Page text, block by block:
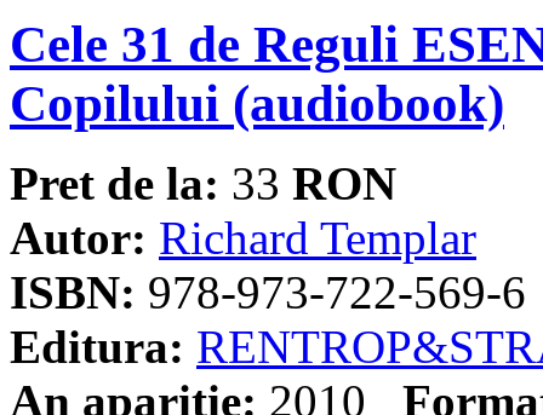
Cele 31 de Reguli
Copilului (audiobook)
Pret de la: 33 RON
Autor: Richard Templar
ISBN: 978-973-722-569-6
Editura:
An aparitie: 2010